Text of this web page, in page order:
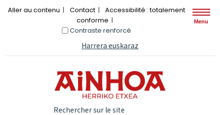
Aller au contenu Contact
Accessibilité : totalement
conforme
Contraste renforcé
Harrera euskaraz
Rechercher sur le site
Menu